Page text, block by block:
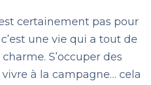
certainement pas pour
une vie qui a tout de
S’occuper des
à la campagne… cela